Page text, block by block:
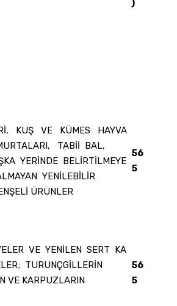
)
KUŞ VE KÜMES HAYVA
TABİİ BAL,
YERİNDE BELİRTİLMEYE
YENİLEBİLİR
ÜRÜNLER
56
5
VE YENİLEN SERT KA
TURUNÇGİLLERİN
VE KARPUZLARIN
56
5